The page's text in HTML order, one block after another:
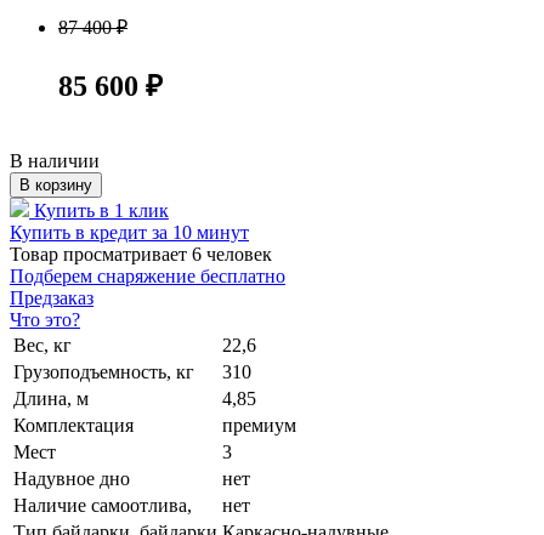
87 400 ₽
85 600 ₽
В наличии
В корзину
Купить в 1 клик
Купить в кредит за 10 минут
Товар просматривает 6 человек
Подберем снаряжение бесплатно
Предзаказ
Что это?
Вес, кг
22,6
Грузоподъемность, кг
310
Длина, м
4,85
Комплектация
премиум
Мест
3
Надувное дно
нет
Наличие самоотлива,
нет